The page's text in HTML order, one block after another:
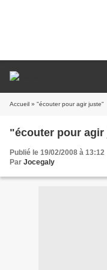
Accueil » "écouter pour agir juste"
"écouter pour
Publié le 19/02/2008 à 13:12
Par Jocegaly